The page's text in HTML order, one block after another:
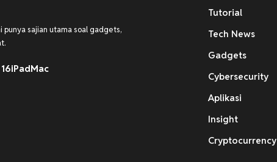
sajian utama soal gadgets,
iPadMac
Tutorial
Tech News
Gadgets
Cybersecurity
Aplikasi
Insight
Cryptocurrency